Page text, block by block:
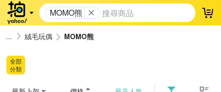
MOMO熊 登
絨毛玩偶 MOMO熊
全部
分類